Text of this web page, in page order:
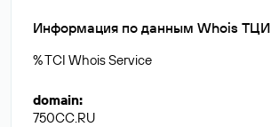
Информация по данным Whois ТЦИ
% TCI Whois Service
domain:
750CC.RU